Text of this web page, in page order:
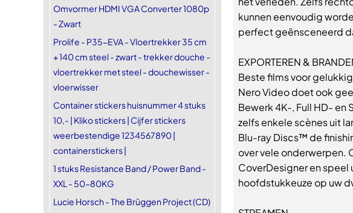
Omvormer HDMI VGA Converter 1080p
- Zwart
Prolife - P35-EVA - Vloertrekker 35 cm
+ 140 cm steel - zwart - trekker douche -
vloertrekker met steel - douchewisser -
vloerwisser
Container stickers huisnummer 4 stuks
10,- | Kliko stickers | Cijfer stickers
weerbestendige 1234567890 |
containerstickers |
1 stuks Resistance Band / Power Band -
XXL - 50-80KG
Lucie Horsch - The Brüggen Project (CD)
kunnen eenvoudig
perfect geënsceneerd
EXPORTEREN &
Beste films voor
Nero Video doet ook
Bewerk 4K-, Full HD-
zelfs enkele scènes uit
Blu-ray Discs™ de
over vele onderwerpen.
CoverDesigner en
hoofdstukkeuze op uw